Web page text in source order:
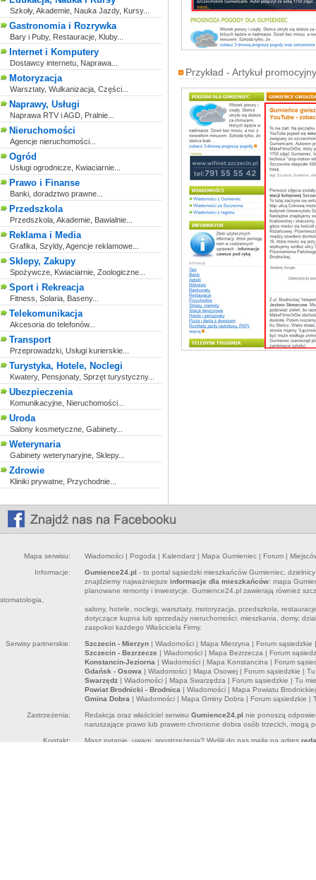
Szkoły, Akademie, Nauka Jazdy, Kursy...
Gastronomia i Rozrywka
Bary i Puby, Restauracje, Kluby...
Internet i Komputery
Dostawcy internetu, Naprawa...
Motoryzacja
Warsztaty, Wulkanizacja, Części...
Naprawy, Usługi
Naprawa RTV i AGD, Pralnie...
Nieruchomości
Agencje nieruchomości...
Ogród
Usługi ogrodnicze, Kwiaciarnie...
Prawo i Finanse
Banki, doradztwo prawne...
Przedszkola
Przedszkola, Akademie, Bawialnie...
Reklama i Media
Grafika, Szyldy, Agencje reklamowe...
Sklepy, Zakupy
Spożywcze, Kwiaciarnie, Zoologiczne...
Sport i Rekreacja
Fitness, Solaria, Baseny...
Telekomunikacja
Akcesoria do telefonów...
Transport
Przeprowadzki, Usługi kurierskie...
Turystyka, Hotele, Noclegi
Kwatery, Pensjonaty, Sprzęt turystyczny...
Ubezpieczenia
Komunikacyjne, Nieruchomości...
Uroda
Salony kosmetyczne, Gabinety...
Weterynaria
Gabinety weterynaryjne, Sklepy...
Zdrowie
Kliniki prywatne, Przychodnie...
Przykład - Artykuł
Mapa serwisu: Wiadomości | Pogoda | Kalendarz | Mapa Gumieniec | Forum |
Informacje: Gumience24.pl - to portal sąsiedzki mieszkańców Gumieniec,
znajdziemy najważniejsze informacje dla mieszkańców: mapa
planowane remonty i inwestycje. Gumience24.pl zawierają również
stomatologia,
salony, hotele, noclegi, warsztaty, motoryzacja, przedszkola,
dotyczące kupna lub sprzedaży nieruchomości: mieszkania, domy,
zaspokoi każdego Właściciela Firmy.
Serwisy partnerskie: Szczecin - Mierzyn | Wiadomości | Mapa Mierzyna | Forum sąsiedzkie
Szczecin - Bezrzecze | Wiadomości | Mapa Bezrzecza | Forum
Konstancin-Jeziorna | Wiadomości | Mapa Konstancina | Forum
Gdańsk - Osowa | Wiadomości | Mapa Osowej | Forum sąsiedzkie |
Swarzędz | Wiadomości | Mapa Swarzędza | Forum sąsiedzkie | Tu
Powiat Brodnicki - Brodnica | Wiadomości | Mapa Powiatu
Gmina Dobra | Wiadomości | Mapa Gminy Dobra | Forum sąsiedzkie |
Zastrzeżenia: Redakcja oraz właściciel serwisu Gumience24.pl nie ponoszą
naruszające prawo lub prawem chronione dobra osób trzecich, mogą
Kontakt: Masz pytanie, uwagi, spostrzeżenia? Wyślij do nas maila na adres